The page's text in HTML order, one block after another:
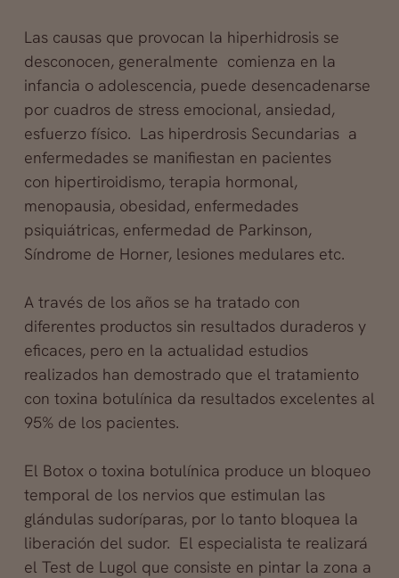
Las causas que provocan la hiperhidrosis se
desconocen, generalmente comienza en la
infancia o adolescencia, puede desencadenarse
por cuadros de stress emocional, ansiedad,
esfuerzo físico. Las hiperdrosis Secundarias a
enfermedades se manifiestan en pacientes
con hipertiroidismo, terapia hormonal,
menopausia, obesidad, enfermedades
psiquiátricas, enfermedad de Parkinson,
Síndrome de Horner, lesiones medulares etc.
A través de los años se ha tratado con
diferentes productos sin resultados duraderos y
eficaces, pero en la actualidad estudios
realizados han demostrado que el tratamiento
con toxina botulínica da resultados excelentes al
95% de los pacientes.
El Botox o toxina botulínica produce un bloqueo
temporal de los nervios que estimulan las
glándulas sudoríparas, por lo tanto bloquea la
liberación del sudor. El especialista te realizará
el Test de Lugol que consiste en pintar la zona a